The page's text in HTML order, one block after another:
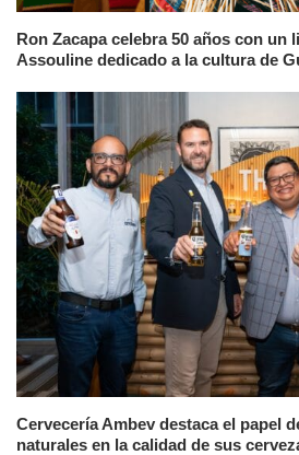
Ron Zacapa celebra 50 años con un
Assouline dedicado a la cultura de
Cervecería Ambev destaca el papel
naturales en la calidad de sus